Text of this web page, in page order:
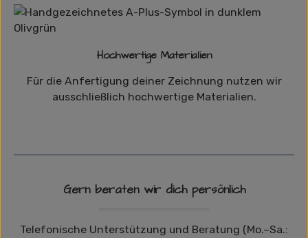
Hochwertige Materialien
Für die Anfertigung deiner Zeichnung nutzen wir
ausschließlich hochwertige Materialien.
Gern beraten wir dich persönlich
Telefonische Unterstützung und Beratung (Mo.–Sa.: